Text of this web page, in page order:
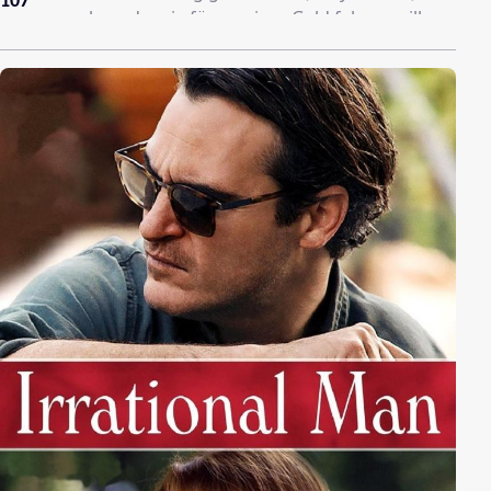
angesprochen, der sie für weniger Geld fahren will
und gemeinsam mit einem weiteren Passagier
machen sie sich auf den Weg. Doch schon bald danach
drängt ein anderes Auto ihren Bus von der Straße. Bei
der Reparatur wird Matt verletzt, doch als sie ein
Krankenhaus aufsuchen wollen, zieht der Fahrer eine
Waffe und bringt sie in seine Gewalt. Für die Insassen
beginnt nun eine furchtbare Odyssee durch die Nacht,
denn einerseits ist der Psychopath nicht gewillt, sie
entkommen zu lassen, andererseits würde er ohne zu
zögern sie alle töten. Und sein Motiv kann auch keiner
von ihnen erahnen...